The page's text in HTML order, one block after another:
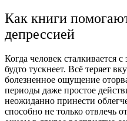
Как книги
депрессией
Когда человек сталкивается
будто тускнеет. Всё теряет
болезненное ощущение
периоды даже простое
неожиданно принести
способно не только отвлечь